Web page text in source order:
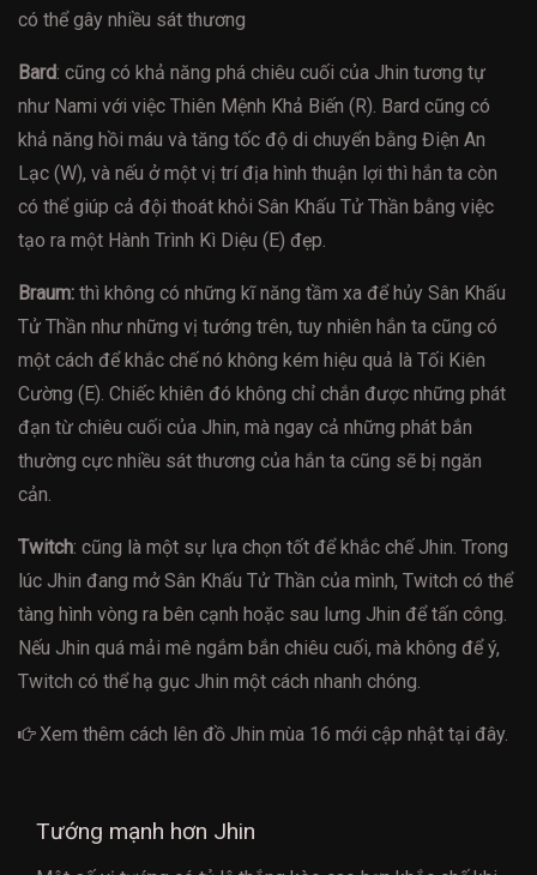
có thể gây nhiều sát thương
Bard: cũng có khả năng phá chiêu cuối của Jhin tương tự
như Nami với việc Thiên Mệnh Khả Biến (R). Bard cũng có
khả năng hồi máu và tăng tốc độ di chuyển bằng Điện An
Lạc (W), và nếu ở một vị trí địa hình thuận lợi thì hắn ta còn
có thể giúp cả đội thoát khỏi Sân Khấu Tử Thần bằng việc
tạo ra một Hành Trình Kì Diệu (E) đẹp.
Braum: thì không có những kĩ năng tầm xa để hủy Sân Khấu
Tử Thần như những vị tướng trên, tuy nhiên hắn ta cũng có
một cách để khắc chế nó không kém hiệu quả là Tối Kiên
Cường (E). Chiếc khiên đó không chỉ chắn được những phát
đạn từ chiêu cuối của Jhin, mà ngay cả những phát bắn
thường cực nhiều sát thương của hắn ta cũng sẽ bị ngăn
cản.
Twitch: cũng là một sự lựa chọn tốt để khắc chế Jhin. Trong
lúc Jhin đang mở Sân Khấu Tử Thần của mình, Twitch có thể
tàng hình vòng ra bên cạnh hoặc sau lưng Jhin để tấn công.
Nếu Jhin quá mải mê ngắm bắn chiêu cuối, mà không để ý,
Twitch có thể hạ gục Jhin một cách nhanh chóng.
Xem thêm cách lên đồ Jhin mùa 16 mới cập nhật tại đây.
Tướng mạnh hơn Jhin